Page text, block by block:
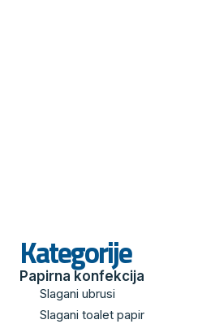
Kategorije
Papirna konfekcija
Slagani ubrusi
Slagani toalet papir